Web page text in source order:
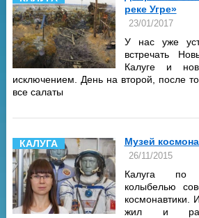
реке Угре»
23/01/2017
У нас уже
встречать
Калуге и
исключением. День на второй, после
все салаты
КАЛУГА Музей
26/11/2015
Калуга по
колыбелью
космонавтики.
жил и